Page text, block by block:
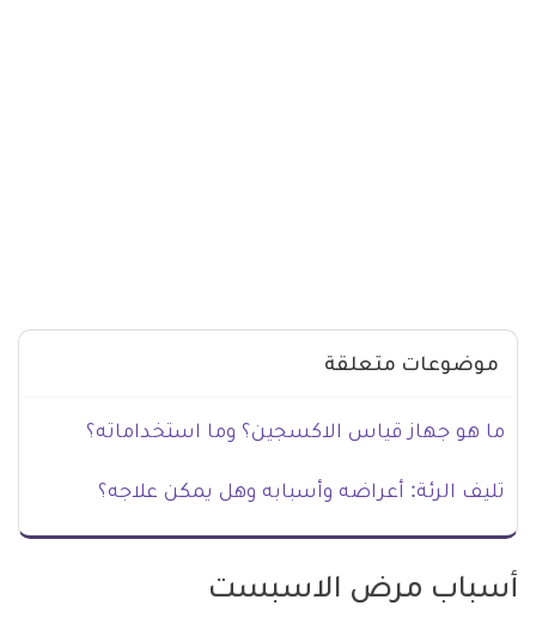
موضوعات متعلقة
ما هو جهاز قياس الاكسجين؟ وما استخداماته؟
تليف الرئة: أعراضه وأسبابه وهل يمكن علاجه؟
أسباب مرض الاسبست